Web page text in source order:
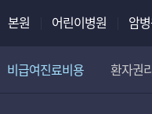
본원 어린이병원 암
비급여진료비용 환자권